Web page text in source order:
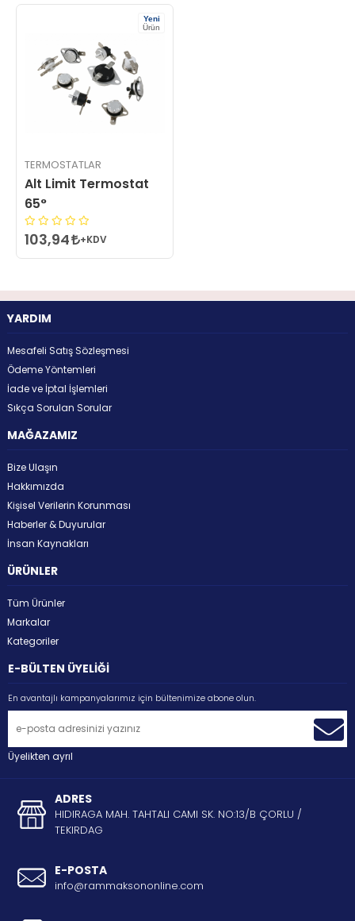
Yeni
Ürün
TERMOSTATLAR
Alt Limit Termostat
65°
103,94 +KDV
YARDIM
Mesafeli Satış Sözleşmesi
Ödeme Yöntemleri
İade ve İptal İşlemleri
Sıkça Sorulan Sorular
MAĞAZAMIZ
Bize Ulaşın
Hakkımızda
Kişisel Verilerin Korunması
Haberler & Duyurular
İnsan Kaynakları
ÜRÜNLER
Tüm Ürünler
Markalar
Kategoriler
E-BÜLTEN ÜYELİĞİ
En avantajlı kampanyalarımız için bültenimize abone olun.
Üyelikten ayrıl
ADRES
HIDIRAGA MAH. TAHTALI CAMI SK. NO:13/B ÇORLU /
TEKIRDAG
E-POSTA
info@rammaksononline.com